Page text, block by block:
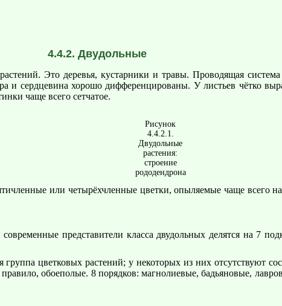
4.4.2. Двудольные
Это деревья, кустарники и травы. Проводящая
и сердцевина хорошо дифференцированы. У листьев чётко
чаще всего сетчатое.
Рисунок
4.4.2.1.
Двудольные
растения:
строение
рододендрона
или четырёхчленные цветки, опыляемые чаще всего
представители класса двудольных делятся на 7
цветковых растений; у некоторых из них отсутствуют
обоеполые. 8 порядков: магнолиевые, бадьяновые,